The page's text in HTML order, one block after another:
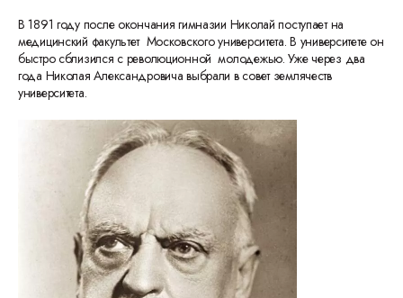
В 1891 году после окончания гимназии Николай поступает на
медицинский факультет Московского университета. В университете он
быстро сблизился с революционной молодежью. Уже через два
года Николая Александровича выбрали в совет землячеств
университета.